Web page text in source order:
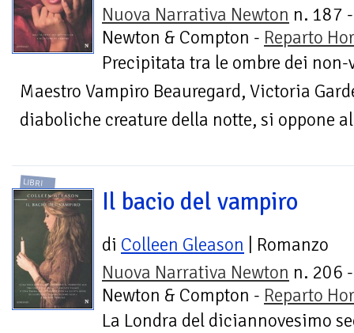
Nuova Narrativa Newton n. 187 -
Newton & Compton - Reparto
Precipitata tra le ombre dei
Maestro Vampiro Beauregard, Victoria
diaboliche creature della notte, si oppone
LIBRI
Il bacio del vampiro
di Colleen Gleason | Romanzo
Nuova Narrativa Newton n. 206 -
Newton & Compton - Reparto
La Londra del diciannovesimo